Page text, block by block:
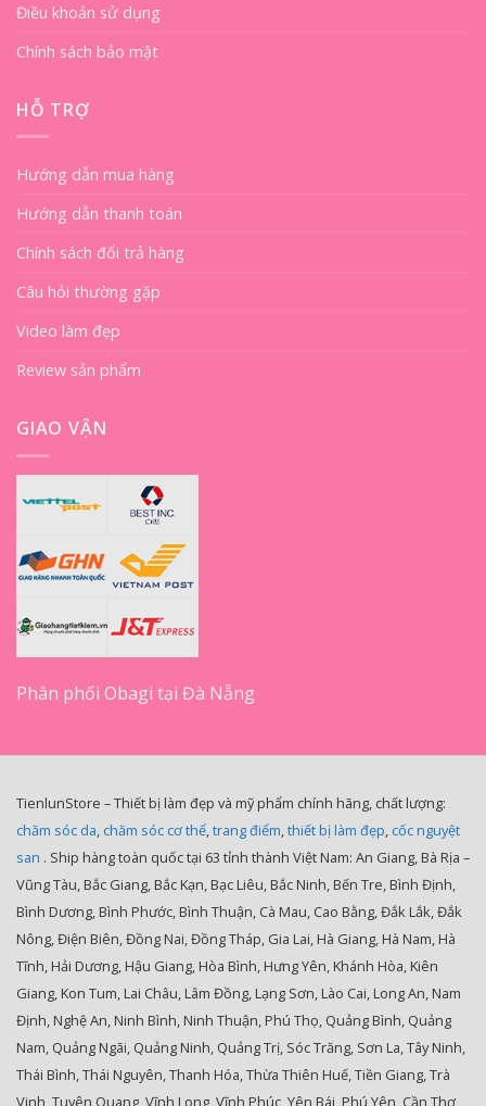
Điều khoản sử dụng
Chính sách bảo mật
HỖ TRỢ
Hướng dẫn mua hàng
Hướng dẫn thanh toán
Chính sách đổi trả hàng
Câu hỏi thường gặp
Video làm đẹp
Review sản phẩm
GIAO VẬN
Phân phối Obagi tại Đà Nẵng
TienlunStore – Thiết bị làm đẹp và mỹ phẩm chính hãng, chất lượng:
chăm sóc da, chăm sóc cơ thể,trang điểm,thiết bị làm đẹp, cốc nguyệt
san . Ship hàng toàn quốc tại 63 tỉnh thành Việt Nam: An Giang, Bà Rịa –
Vũng Tàu, Bắc Giang, Bắc Kạn, Bạc Liêu, Bắc Ninh, Bến Tre, Bình Định,
Bình Dương, Bình Phước, Bình Thuận, Cà Mau, Cao Bằng, Đắk Lắk, Đắk
Nông, Điện Biên, Đồng Nai, Đồng Tháp, Gia Lai, Hà Giang, Hà Nam, Hà
Tĩnh, Hải Dương, Hậu Giang, Hòa Bình, Hưng Yên, Khánh Hòa, Kiên
Giang, Kon Tum, Lai Châu, Lâm Đồng, Lạng Sơn, Lào Cai, Long An, Nam
Định, Nghệ An, Ninh Bình, Ninh Thuận, Phú Thọ, Quảng Bình, Quảng
Nam, Quảng Ngãi, Quảng Ninh, Quảng Trị, Sóc Trăng, Sơn La, Tây Ninh,
Thái Bình, Thái Nguyên, Thanh Hóa, Thừa Thiên Huế, Tiền Giang, Trà
Vinh, Tuyên Quang, Vĩnh Long, Vĩnh Phúc, Yên Bái, Phú Yên, Cần Thơ,